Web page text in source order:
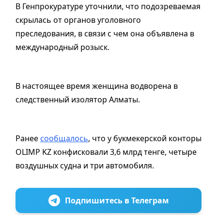
В Генпрокуратуре уточнили, что подозреваемая
скрылась от органов уголовного
преследования, в связи с чем она объявлена в
международный розыск.
В настоящее время женщина водворена в
следственный изолятор Алматы.
Ранее сообщалось, что у букмекерской конторы
OLIMP KZ конфисковали 3,6 млрд тенге, четыре
воздушных судна и три автомобиля.
Подпишитесь в Телеграм